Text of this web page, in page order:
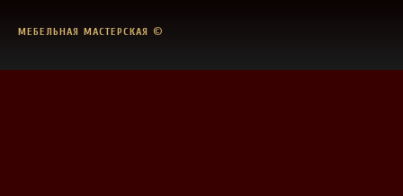
МЕБЕЛЬНАЯ МАСТЕРСКАЯ ©